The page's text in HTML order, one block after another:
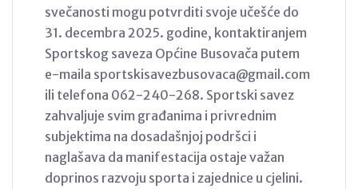
svečanosti mogu potvrditi svoje učešće do
31. decembra 2025. godine, kontaktiranjem
Sportskog saveza Općine Busovača putem
e-maila sportskisavezbusovaca@gmail.com
ili telefona 062-240-268. Sportski savez
zahvaljuje svim građanima i privrednim
subjektima na dosadašnjoj podršci i
naglašava da manifestacija ostaje važan
doprinos razvoju sporta i zajednice u cjelini.